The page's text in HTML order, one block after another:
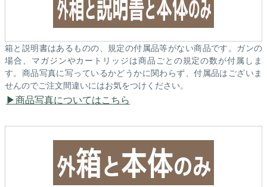
箱と説明書はあるものの、規定の付属品等がない商品です。ガンの
場合、マガジンやカートリッジは商品ごとの規定の数が付属しま
す。商品写真に写っているかどうかに関わらず、付属品はございま
せんのでご注文間違いにはお気をつけください。
商品写真についてはこちら